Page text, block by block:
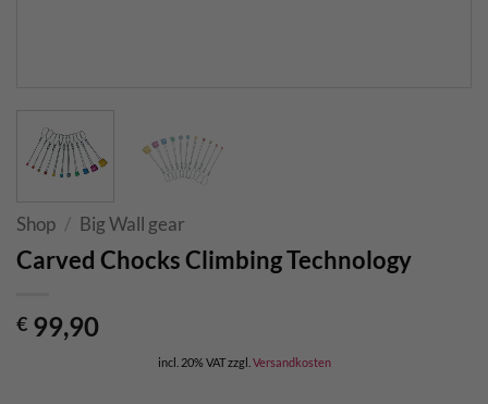
Shop / Big Wall gear
Carved Chocks Climbing Technology
€ 99,90
incl. 20% VATzzgl. Versandkosten